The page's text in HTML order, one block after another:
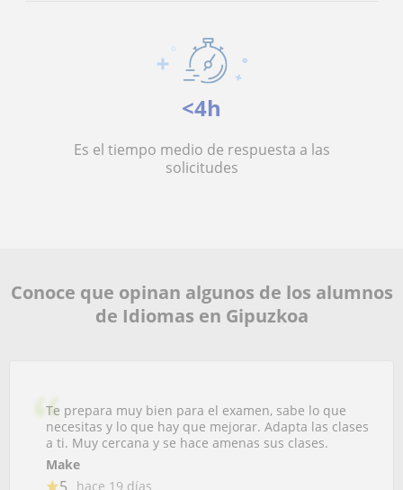
<4h
Es el tiempo medio de respuesta a las
solicitudes
Conoce que opinan algunos de los alumnos
de Idiomas en Gipuzkoa
Te prepara muy bien para el examen, sabe lo que
necesitas y lo que hay que mejorar. Adapta las clases
a ti. Muy cercana y se hace amenas sus clases.
Make
hace 19 días